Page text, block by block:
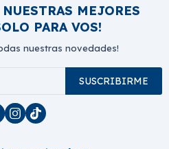
MEJORES
PARA VOS!
nuestras novedades!
SUSCRIBIRME
 